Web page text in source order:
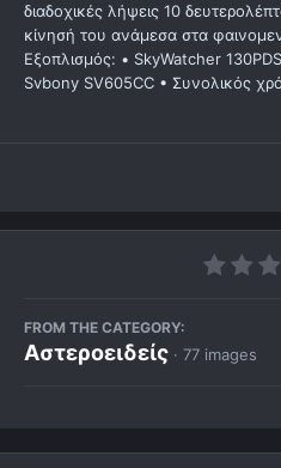
διαδοχικές λήψεις 10
κίνησή του ανάμεσα στα
Εξοπλισμός: • SkyWatcher
Svbony SV605CC • Συνολικός
FROM THE CATEGORY:
Αστεροειδείς · 77 images